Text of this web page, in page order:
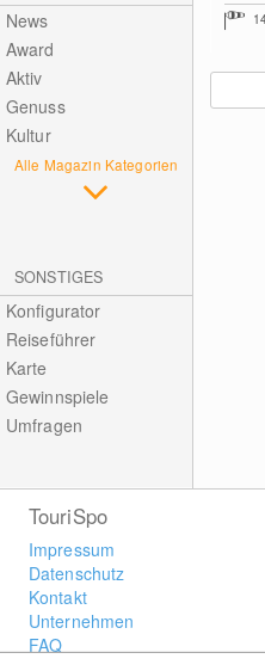
News
Award
Aktiv
Genuss
Kultur
Alle Magazin Kategorien
SONSTIGES
Konfigurator
Reiseführer
Karte
Gewinnspiele
Umfragen
TouriSpo
Impressum
Datenschutz
Kontakt
Unternehmen
FAQ